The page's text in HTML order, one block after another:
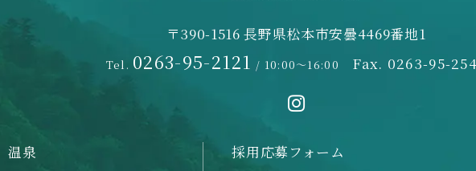
〒390-1516 長野県松本市安曇4469番地1
Tel. 0263-95-2121 / 10:00～16:00 Fax. 0263-95-
温泉
採用応募フォーム